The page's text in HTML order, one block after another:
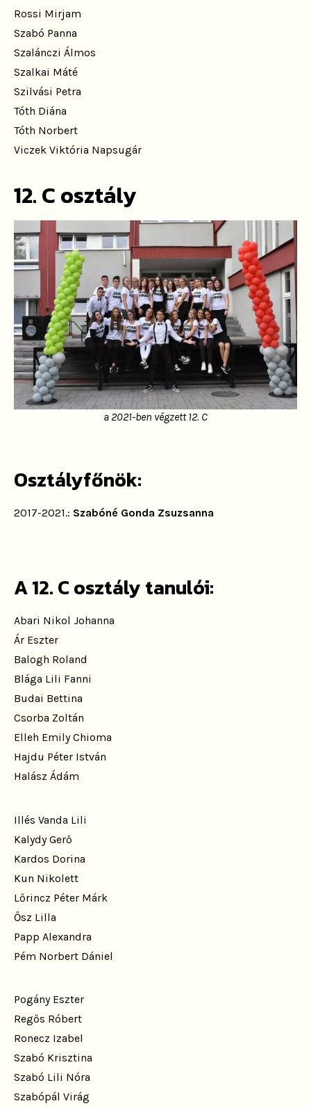
Rossi Mirjam
Szabó Panna
Szalánczi Álmos
Szalkai Máté
Szilvási Petra
Tóth Diána
Tóth Norbert
Viczek Viktória Napsugár
12. C osztály
a 2021-ben végzett 12. C
Osztályfőnök:
2017-2021.: Szabóné Gonda Zsuzsanna
A 12. C osztály tanulói:
Abari Nikol Johanna
Ár Eszter
Balogh Roland
Blága Lili Fanni
Budai Bettina
Csorba Zoltán
Elleh Emily Chioma
Hajdu Péter István
Halász Ádám
Illés Vanda Lili
Kalydy Gerő
Kardos Dorina
Kun Nikolett
Lőrincz Péter Márk
Ősz Lilla
Papp Alexandra
Pém Norbert Dániel
Pogány Eszter
Regős Róbert
Ronecz Izabel
Szabó Krisztina
Szabó Lili Nóra
Szabópál Virág